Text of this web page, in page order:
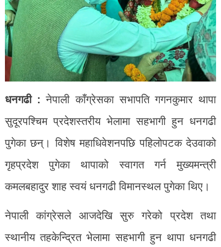
धनगढी : नेपाली काँग्रेसका सभापति गगनकुमार थापा
सुदूरपश्चिम प्रदेशस्तरीय भेलामा सहभागी हुन धनगढी
पुगेका छन्। विशेष महाधिवेशनपछि पहिलोपटक देउवाको
गृहप्रदेश पुगेका थापाको स्वागत गर्न मुख्यमन्त्री
कमलबहादुर शाह स्वयं धनगढी विमानस्थल पुगेका थिए।
नेपाली कांग्रेसले आजदेखि सुरु गरेको प्रदेश तथा
स्थानीय तहकेन्द्रित भेलामा सहभागी हुन थापा धनगढी